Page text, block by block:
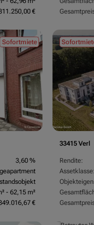
€
Sofortmiete
3,60 %
- 62,15 m²
€
33415 Verl
Rendite: